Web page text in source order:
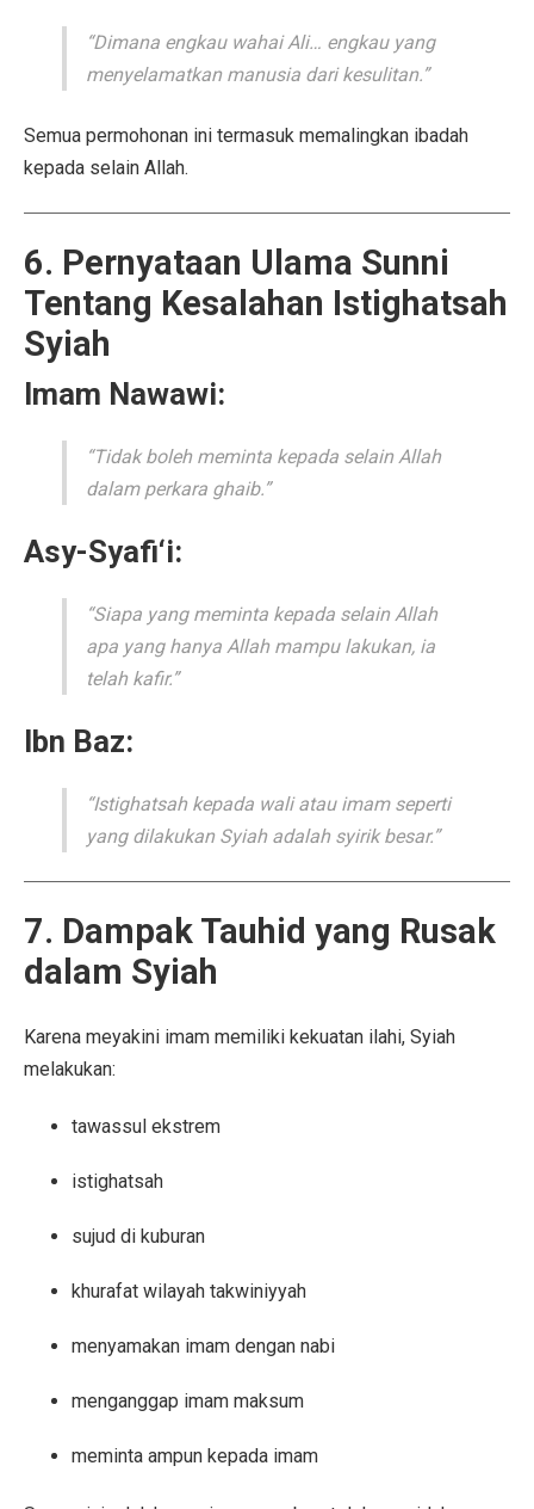
“Dimana engkau wahai Ali… engkau yang
menyelamatkan manusia dari kesulitan.”
Semua permohonan ini termasuk memalingkan ibadah
kepada selain Allah.
6. Pernyataan Ulama Sunni
Tentang Kesalahan Istighatsah
Syiah
Imam Nawawi:
“Tidak boleh meminta kepada selain Allah
dalam perkara ghaib.”
Asy-Syafi‘i:
“Siapa yang meminta kepada selain Allah
apa yang hanya Allah mampu lakukan, ia
telah kafir.”
Ibn Baz:
“Istighatsah kepada wali atau imam seperti
yang dilakukan Syiah adalah syirik besar.”
7. Dampak Tauhid yang Rusak
dalam Syiah
Karena meyakini imam memiliki kekuatan ilahi, Syiah
melakukan:
tawassul ekstrem
istighatsah
sujud di kuburan
khurafat wilayah takwiniyyah
menyamakan imam dengan nabi
menganggap imam maksum
meminta ampun kepada imam